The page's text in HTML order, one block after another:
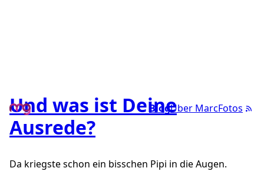
BlogÜber MarcFotos
Und was ist Deine
Ausrede?
Da kriegste schon ein bisschen Pipi in die Augen.